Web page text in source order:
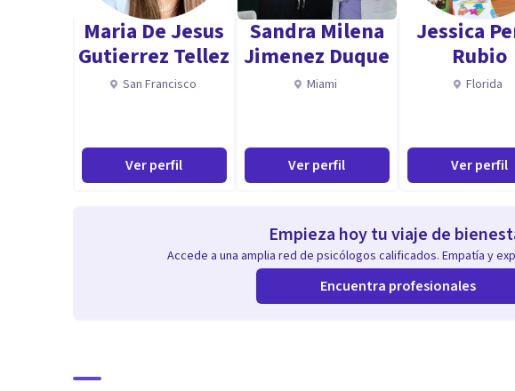
separaciones, divorcios y generar nuevos contextos familiares existosos.
aprender en entornos estables y seguros.
Especialista en educación, en evaluación del aprendizaje y dificultad del
y habilidades personales, mejorando todas las habilidades holísticas.
para mejorar el día a día de la persona.
Competencias: Más allá de la formación que me avala, soy una persona
comunicativas y sociales, le doy gran importancia a los valores y
Aptitudes
Maria De Jesus
Gutierrez Tellez
San Francisco
Ver perfil
Sandra Milena
Jimenez Duque
Miami
Ver perfil
Jessica
Rubio
Florida
Ver perfil
Empieza hoy tu viaje de
Accede a una amplia red de psicólogos calificados. Empatía y
Encuentra profesionales